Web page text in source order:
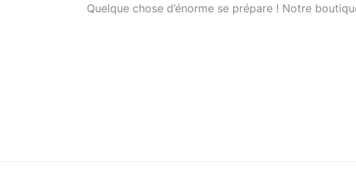
Quelque chose d’énorme se prépare ! Notre